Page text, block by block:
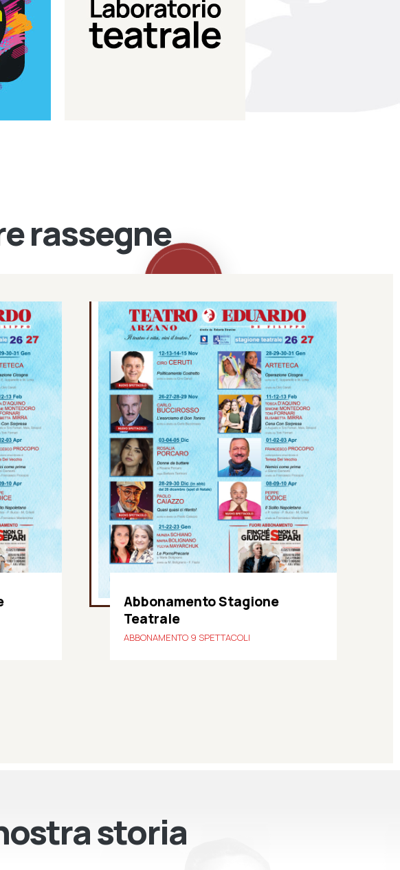
Laboratorio di teatro del
Teatro Eduardo de Filippo
rassegne
Abbonamento Stagione
Teatrale
ABBONAMENTO 9 SPETTACOLI
storia